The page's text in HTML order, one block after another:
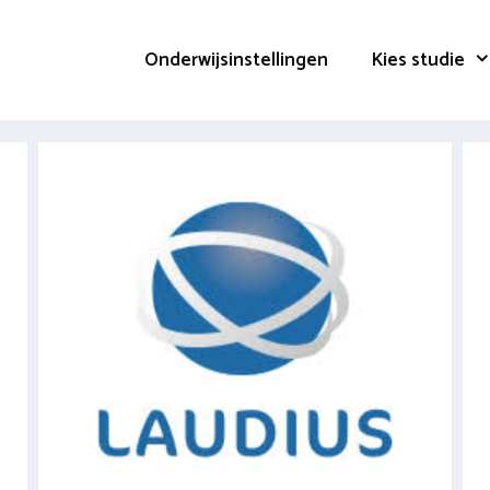
Onderwijsinstellingen Kies studie